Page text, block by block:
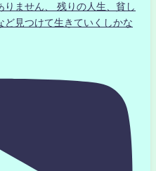
ません、 残りの人生、貧し
ど見つけて生きていくしかな